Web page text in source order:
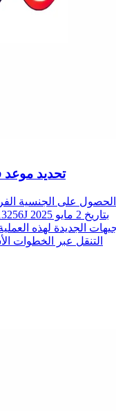
تحديد
الحصول على الجنسية
الجديدة لهذه
التنقل عبر الخطوات